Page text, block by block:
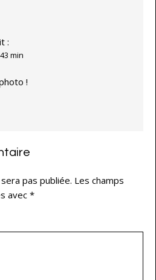
:
min
!
pas publiée. Les champs
avec *